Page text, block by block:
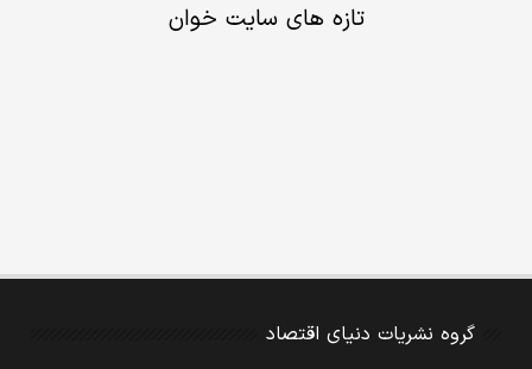
تازه های سایت خوان
گروه نشریات دنیای اقتصاد